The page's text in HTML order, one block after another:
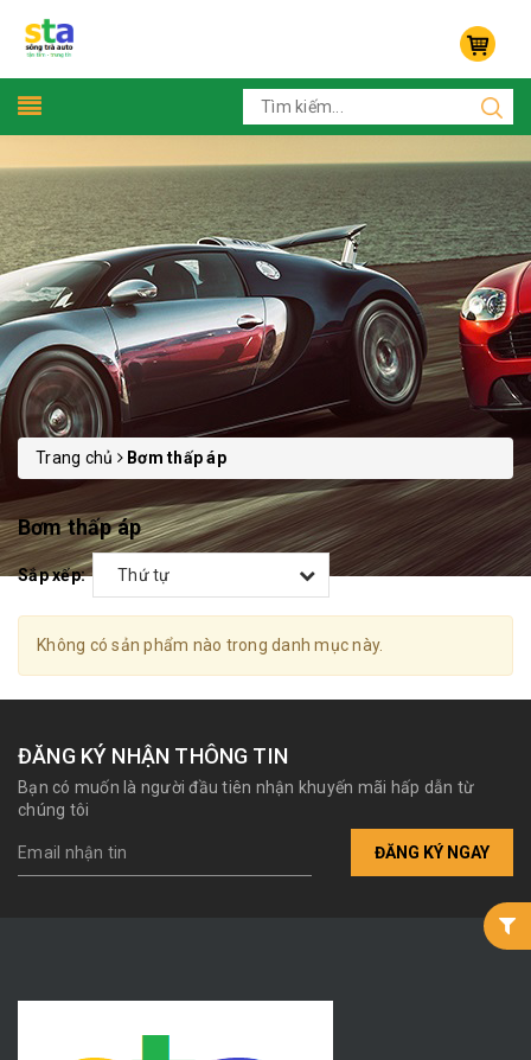
Trang chủ Bơm thấp áp
Bơm thấp áp
Sắp xếp: Thứ tự
Không có sản phẩm nào trong danh mục này.
ĐĂNG KÝ NHẬN THÔNG TIN
Bạn có muốn là người đầu tiên nhận khuyến mãi hấp dẫn từ
chúng tôi
ĐĂNG KÝ NGAY